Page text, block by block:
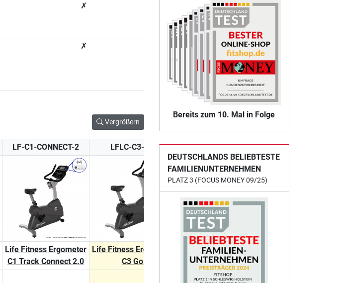
✗
✗
Vergrößern
LF-C1-CONNECT-2 LFLC-C3-GO LF-C3-CONNECT-2
Life Fitness Ergometer
C1 Track Connect 2.0
Life Fitness Ergometer
C3 Go
Life Fitness Ergometer
C3 Track Connect 2.0
Bereits zum 10. Mal in Folge
DEUTSCHLANDS BELIEBTESTE
FAMILIENUNTERNEHMEN
PLATZ 3 (FOCUS MONEY 09/25)